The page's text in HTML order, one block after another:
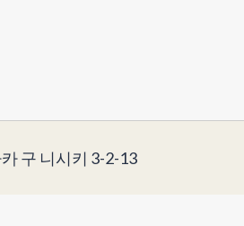
구 니시키 3-2-13